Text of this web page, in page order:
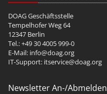
DOAG Geschäftsstelle
Tempelhofer Weg 64
12347 Berlin
Tel.: +49 30 4005 999-0
E-Mail: info@doag.org
IT-Support: itservice@doag.org
Newsletter An-/Abmelden